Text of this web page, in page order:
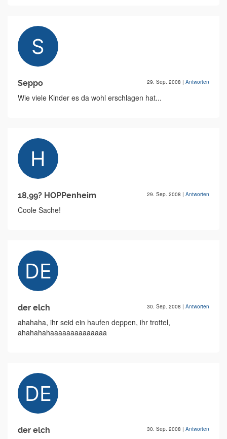
Seppo 29. Sep. 2008 | Antworten
Wie viele Kinder es da wohl erschlagen hat...
18,99? HOPPenheim 29. Sep. 2008 | Antworten
Coole Sache!
der elch 30. Sep. 2008 | Antworten
ahahaha, ihr seid ein haufen deppen, ihr trottel,
ahahahahaaaaaaaaaaaaaa
der elch 30. Sep. 2008 | Antworten